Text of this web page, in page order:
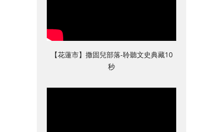
【花蓮市】撒固兒部落-聆聽文史典藏10
秒